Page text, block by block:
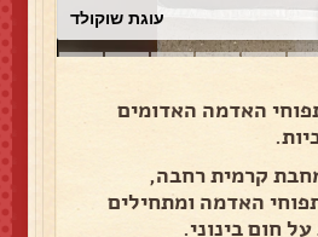
עוגת שוקולד
האדמה האדומים
קרמית רחבה,
האדמה ומתחילים
חום בינוני.